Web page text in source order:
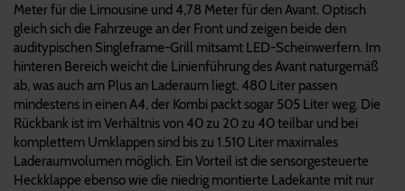
Meter für die Limousine und 4,78 Meter für den Avant. Optisch
gleich sich die Fahrzeuge an der Front und zeigen beide den
auditypischen Singleframe-Grill mitsamt LED-Scheinwerfern. Im
hinteren Bereich weicht die Linienführung des Avant naturgemäß
ab, was auch am Plus an Laderaum liegt. 480 Liter passen
mindestens in einen A4, der Kombi packt sogar 505 Liter weg. Die
Rückbank ist im Verhältnis von 40 zu 20 zu 40 teilbar und bei
komplettem Umklappen sind bis zu 1.510 Liter maximales
Laderaumvolumen möglich. Ein Vorteil ist die sensorgesteuerte
Heckklappe ebenso wie die niedrig montierte Ladekante mit nur